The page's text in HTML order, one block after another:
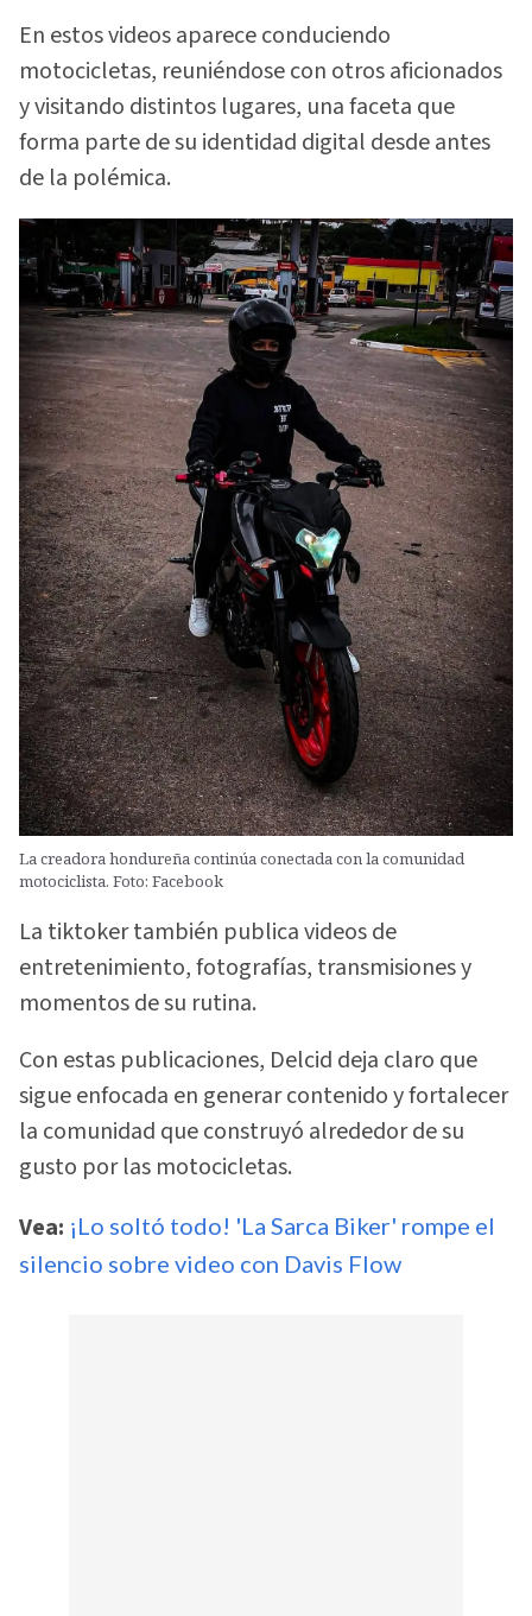
En estos videos aparece conduciendo
motocicletas, reuniéndose con otros aficionados
y visitando distintos lugares, una faceta que
forma parte de su identidad digital desde antes
de la polémica.
La creadora hondureña continúa conectada con la comunidad
motociclista. Foto: Facebook
La tiktoker también publica videos de
entretenimiento, fotografías, transmisiones y
momentos de su rutina.
Con estas publicaciones, Delcid deja claro que
sigue enfocada en generar contenido y fortalecer
la comunidad que construyó alrededor de su
gusto por las motocicletas.
Vea: ¡Lo soltó todo! 'La Sarca Biker' rompe el
silencio sobre video con Davis Flow